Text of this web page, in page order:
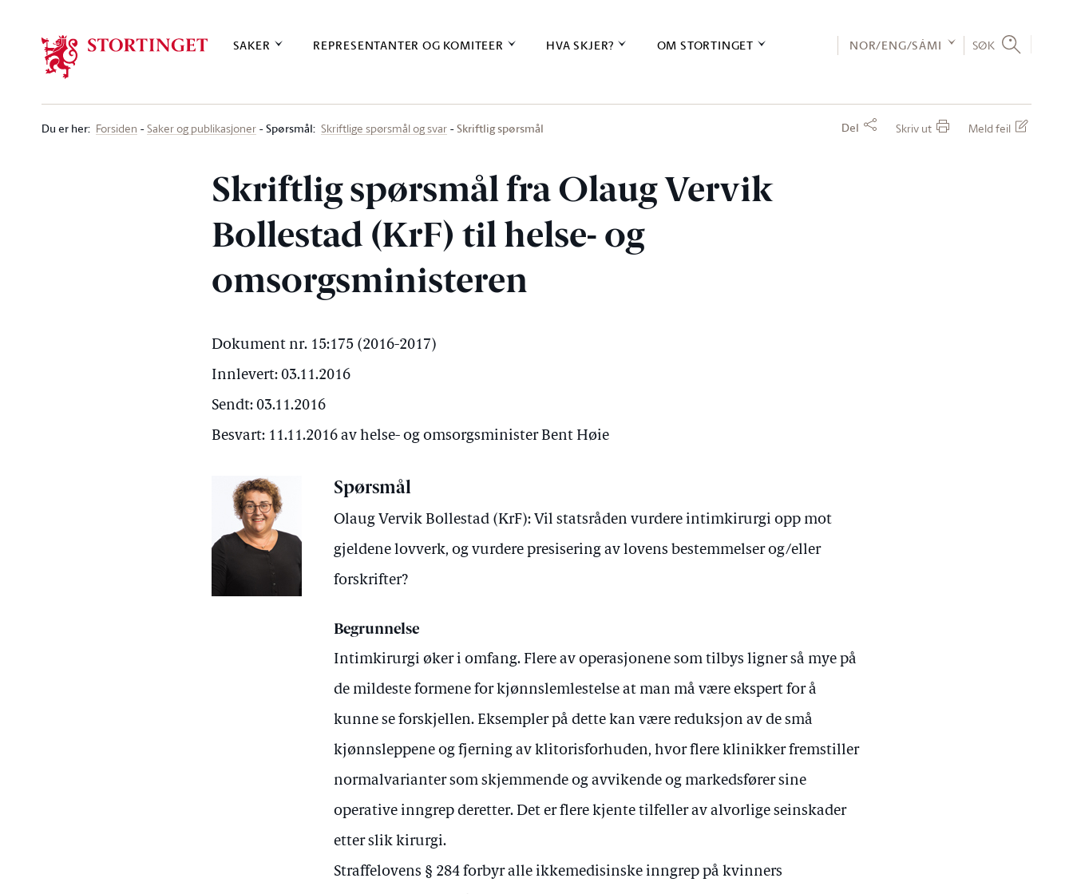
SAKER REPRESENTANTER OG KOMITEER HVA SKJER? OM STORTINGET NOR/ENG/SÁMI SØK
Du er her: Forsiden Saker og publikasjoner Spørsmål: Skriftlige spørsmål og svar Skriftlig spørsmål Del Skriv ut Meld feil
Skriftlig spørsmål fra Olaug Vervik
Bollestad (KrF) til helse- og
omsorgsministeren
Dokument nr. 15:175 (2016-2017)
Innlevert: 03.11.2016
Sendt: 03.11.2016
Besvart: 11.11.2016 av helse- og omsorgsminister Bent Høie
Spørsmål
Olaug Vervik Bollestad (KrF): Vil statsråden vurdere intimkirurgi opp mot
gjeldene lovverk, og vurdere presisering av lovens bestemmelser og/eller
forskrifter?
Begrunnelse
Intimkirurgi øker i omfang. Flere av operasjonene som tilbys ligner så mye på
de mildeste formene for kjønnslemlestelse at man må være ekspert for å
kunne se forskjellen. Eksempler på dette kan være reduksjon av de små
kjønnsleppene og fjerning av klitorisforhuden, hvor flere klinikker fremstiller
normalvarianter som skjemmende og avvikende og markedsfører sine
operative inngrep deretter. Det er flere kjente tilfeller av alvorlige seinskader
etter slik kirurgi.
Straffelovens § 284 forbyr alle ikkemedisinske inngrep på kvinners